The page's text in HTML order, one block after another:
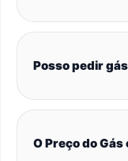
Posso pedir
O Preço do